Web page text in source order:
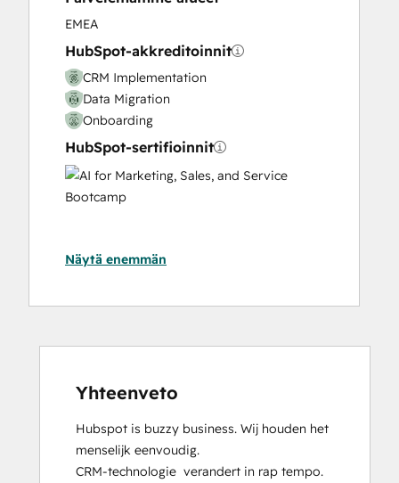
Website Development
EMEA
HubSpot-akkreditoinnit
CRM Implementation
Data Migration
Onboarding
HubSpot-sertifioinnit
Bootcamp
Content Marketing
Data Integrations Certification
Digital Marketing
Email Marketing Certification
Frictionless Sales
Näytä enemmän
Yhteenveto
Hubspot is buzzy business. Wij houden het
menselijk eenvoudig.
CRM-technologie  verandert in rap tempo.